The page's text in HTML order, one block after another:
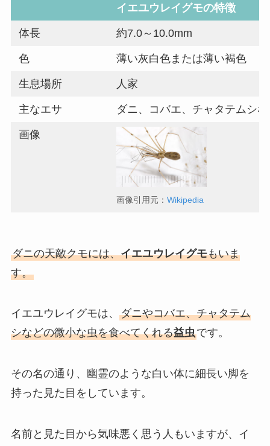
イエユウレイグモの特徴
体長 約7.0～10.0mm
色 薄い灰白色または薄い褐色
生息場所 人家
主なエサ ダニ、コバエ、チャタテムシ
画像
画像引用元：Wikipedia
ダニの天敵クモには、イエユウレイグモもいま
す。
イエユウレイグモは、 ダニやコバエ、チャタテム
シなどの微小な虫を食べてくれる益虫です。
その名の通り、幽霊のような白い体に細長い脚を
持った見た目をしています。
名前と見た目から気味悪く思う人もいますが、イ